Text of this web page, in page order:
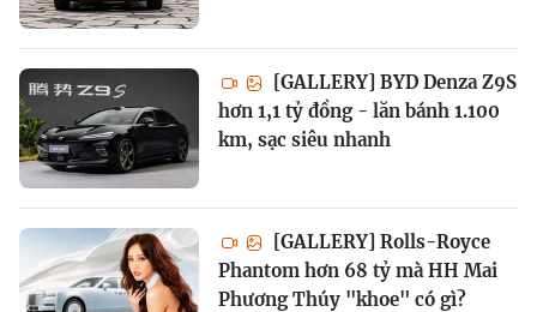
[GALLERY] BYD Denza Z9S
hơn 1,1 tỷ đồng - lăn bánh 1.100
km, sạc siêu nhanh
[GALLERY] Rolls-Royce
Phantom hơn 68 tỷ mà HH Mai
Phương Thúy "khoe" có gì?